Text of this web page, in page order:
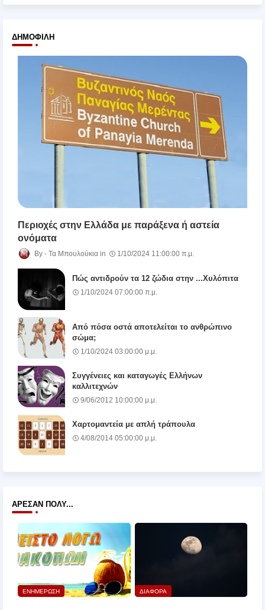
ΔΗΜΟΦΙΛΉ
Περιοχές στην Ελλάδα με παράξενα ή αστεία
ονόματα
Τα Μπουλούκια 1/10/2024 11:00:00 π.μ.
Πώς αντιδρούν τα 12 ζώδια στην ...Χυλόπιτα
1/10/2024 07:00:00 π.μ.
Από πόσα οστά αποτελείται το ανθρώπινο
σώμα;
1/10/2024 03:00:00 μ.μ.
Συγγένειες και καταγωγές Ελλήνων
καλλιτεχνών
9/06/2012 10:00:00 μ.μ.
Χαρτομαντεία με απλή τράπουλα
4/08/2014 05:00:00 μ.μ.
ΆΡΕΣΑΝ ΠΟΛΎ...
ΕΝΗΜΕΡΩΣΗ ΔΙΑΦΟΡΑ